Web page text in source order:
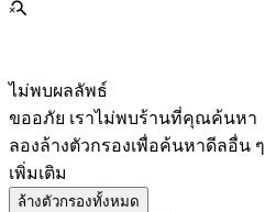
ไม่พบผลลัพธ์
ขออภัย เราไม่พบร้านที่คุณค้นหา
ลองล้างตัวกรองเพื่อค้นหาดีลอื่น ๆ
เพิ่มเติม
ล้างตัวกรองทั้งหมด